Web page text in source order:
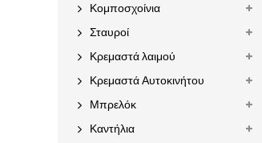
Κομποσχοίνια
Σταυροί
Κρεμαστά λαιμού
Κρεμαστά Αυτοκινήτου
Μπρελόκ
Καντήλια